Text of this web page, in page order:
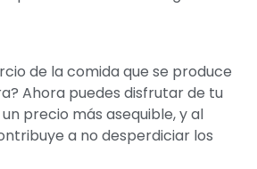
de la comida que se produce
Ahora puedes disfrutar de tu
precio más asequible, y al
a no desperdiciar los